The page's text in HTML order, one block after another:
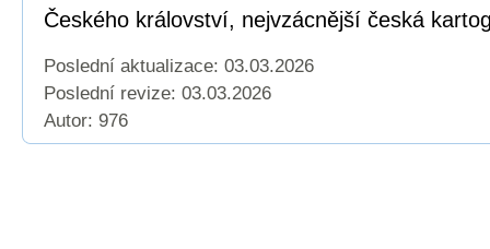
Českého království, nejvzácnější česká
Poslední aktualizace: 03.03.2026
Poslední revize: 03.03.2026
Autor: 976